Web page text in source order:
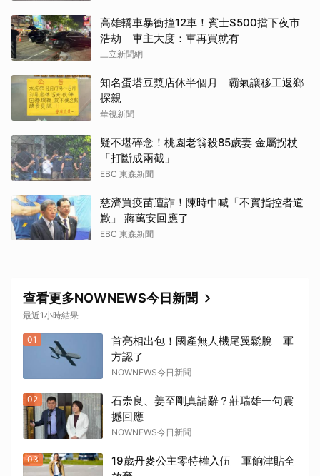
高雄轎車暴衝撞12車！賓士S500擋下夜市
浩劫 車主大度：車再買就有
三立新聞網
知名蛋塔豆漿店休半個月 霸氣讓移工返鄉
探親
華視新聞
疑不堪碎念！桃園老翁殺85歲妻 金屬拐杖
「打斷成兩截」
EBC 東森新聞
慈濟買疫苗遭詐！陳時中喊「不實指控者道
歉」 蔣萬安回應了
EBC 東森新聞
查看更多NOWNEWS今日新聞
最近1小時結果
01
首亮相出包！國產無人機尾翼鬆脫 軍
方認了
NOWNEWS今日新聞
02
石崇良、姜至剛真請辭？莊瑞雄一句震
撼回應
NOWNEWS今日新聞
03
19歲丹麥公主零特權入伍 軍餉津貼全